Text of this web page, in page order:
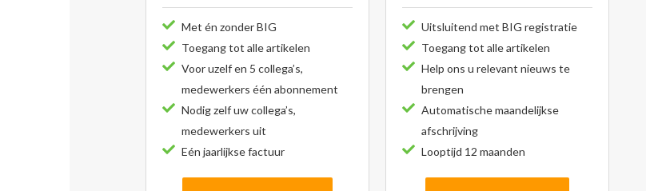
Met én zonder BIG
Toegang tot alle artikelen
Voor uzelf en 5 collega’s,
medewerkers één abonnement
Nodig zelf uw collega’s,
medewerkers uit
Eén jaarlijkse factuur
Uitsluitend met BIG registratie
Toegang tot alle artikelen
Help ons u relevant nieuws te
brengen
Automatische maandelijkse
afschrijving
Looptijd 12 maanden